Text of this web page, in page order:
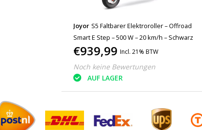
Joyor S5 Faltbarer Elektroroller – Offroad
Smart E Step – 500 W – 20 km/h – Schwarz
€939,99 Incl. 21% BTW
Noch keine Bewertungen
AUF LAGER